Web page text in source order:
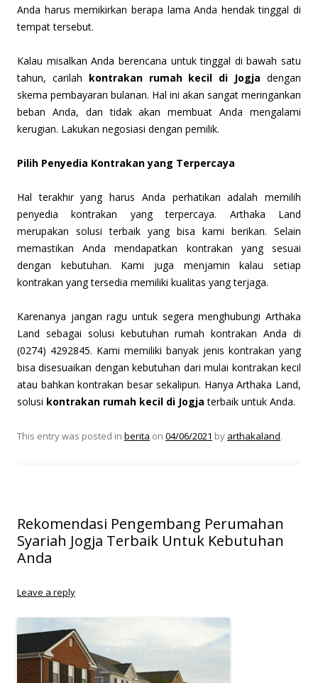
Anda harus memikirkan berapa lama Anda hendak tinggal di
tempat tersebut.
Kalau misalkan Anda berencana untuk tinggal di bawah satu
tahun, carilah kontrakan rumah kecil di Jogja dengan
skema pembayaran bulanan. Hal ini akan sangat meringankan
beban Anda, dan tidak akan membuat Anda mengalami
kerugian. Lakukan negosiasi dengan pemilik.
Pilih Penyedia Kontrakan yang Terpercaya
Hal terakhir yang harus Anda perhatikan adalah memilih
penyedia kontrakan yang terpercaya. Arthaka Land
merupakan solusi terbaik yang bisa kami berikan. Selain
memastikan Anda mendapatkan kontrakan yang sesuai
dengan kebutuhan. Kami juga menjamin kalau setiap
kontrakan yang tersedia memiliki kualitas yang terjaga.
Karenanya jangan ragu untuk segera menghubungi Arthaka
Land sebagai solusi kebutuhan rumah kontrakan Anda di
(0274) 4292845. Kami memiliki banyak jenis kontrakan yang
bisa disesuaikan dengan kebutuhan dari mulai kontrakan kecil
atau bahkan kontrakan besar sekalipun. Hanya Arthaka Land,
solusi kontrakan rumah kecil di Jogja terbaik untuk Anda.
This entry was posted in berita on 04/06/2021 by arthakaland.
Rekomendasi Pengembang Perumahan
Syariah Jogja Terbaik Untuk Kebutuhan
Anda
Leave a reply